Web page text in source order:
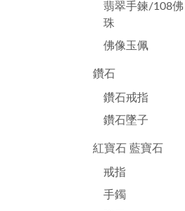
翡翠手鍊/108佛
珠
佛像玉佩
鑽石
鑽石戒指
鑽石墜子
紅寶石 藍寶石
戒指
手鐲